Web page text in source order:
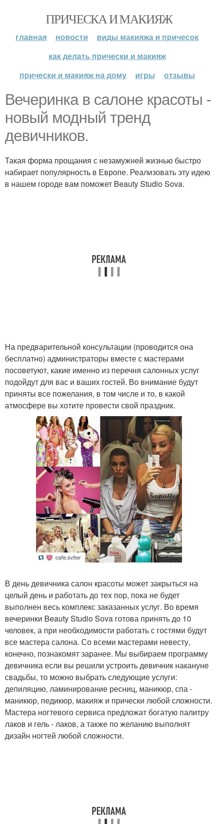
ПРИЧЕСКА И МАКИЯЖ
главная новости
виды макияжа и причесок
как делать прически и макияж
прически и макияж на дому
игры отзывы
Вечеринка в салоне красоты -
новый модный тренд
девичников.
Такая форма прощания с незамужней жизнью быстро
набирает популярность в Европе. Реализовать эту идею
в нашем городе вам поможет Beauty Studio Sova.
На предварительной консультации (проводится она
бесплатно) администраторы вместе с мастерами
посоветуют, какие именно из перечня салонных услуг
подойдут для вас и ваших гостей. Во внимание будут
приняты все пожелания, в том числе и то, в какой
атмосфере вы хотите провести свой праздник.
В день девичника салон красоты может закрыться на
целый день и работать до тех пор, пока не будет
выполнен весь комплекс заказанных услуг. Во время
вечеринки Beauty Studio Sova готова принять до 10
человек, а при необходимости работать с гостями будут
все мастера салона. Со всеми мастерами невесту,
конечно, познакомят заранее. Мы выбираем программу
девичника если вы решили устроить девичник накануне
свадьбы, то можно выбрать следующие услуги:
депиляцию, ламинирование ресниц, маникюр, спа -
маникюр, педикюр, макияж и прически любой сложности.
Мастера ногтевого сервиса предложат богатую палитру
лаков и гель - лаков, а также по желанию выполнят
дизайн ногтей любой сложности.